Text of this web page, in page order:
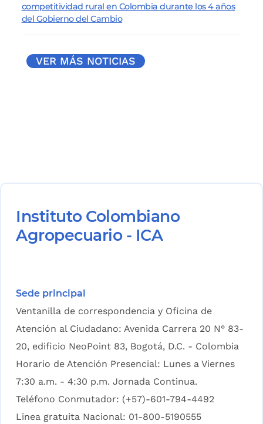
competitividad rural en Colombia durante los 4 años
del Gobierno del Cambio
VER MÁS NOTICIAS
Instituto Colombiano
Agropecuario - ICA
Sede principal
Ventanilla de correspondencia y Oficina de
Atención al Ciudadano: Avenida Carrera 20 N° 83-
20, edificio NeoPoint 83, Bogotá, D.C. - Colombia
Horario de Atención Presencial: Lunes a Viernes
7:30 a.m. - 4:30 p.m. Jornada Continua.
Teléfono Conmutador: (+57)-601-794-4492
Linea gratuita Nacional: 01-800-5190555